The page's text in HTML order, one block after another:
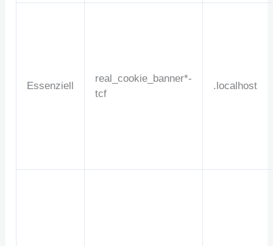
Essenziell
real_cookie_banner*-
tcf
.localhost